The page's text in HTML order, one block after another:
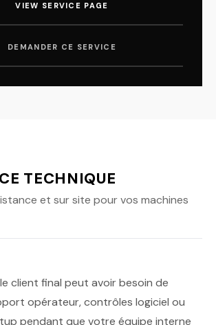
VIEW SERVICE PAGE
DEMANDER CE SERVICE
TECHNIQUE
et sur site pour vos machines
client final peut avoir besoin de
opérateur, contrôles logiciel ou
pendant que votre équipe interne